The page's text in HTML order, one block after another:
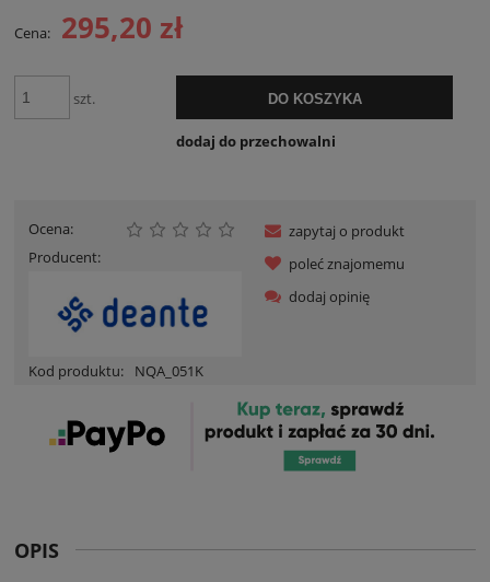
Cena: 295,20 zł
szt. DO KOSZYKA
dodaj do przechowalni
Ocena:
Producent:
Kod produktu: NQA_051K
zapytaj o produkt
poleć znajomemu
dodaj opinię
OPIS